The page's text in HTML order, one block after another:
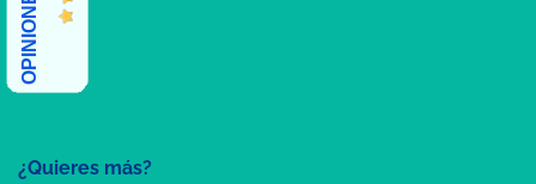
¿Quieres más?